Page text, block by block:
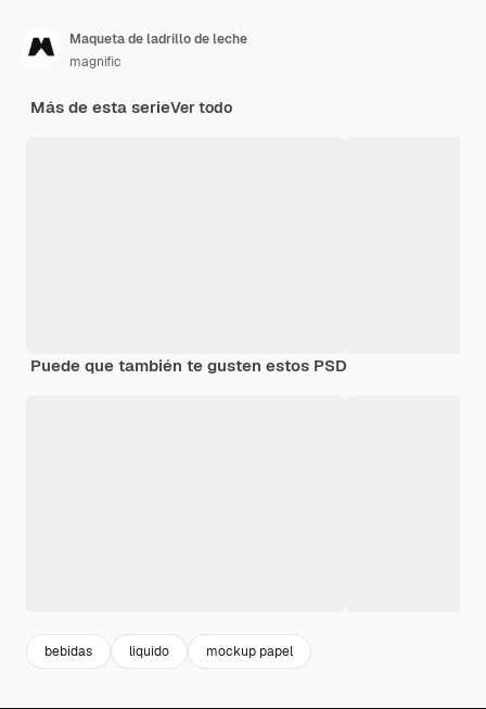
Maqueta de ladrillo de leche
magnific
Más de esta serieVer todo
Puede que también te gusten estos PSD
bebidas liquido mockup papel